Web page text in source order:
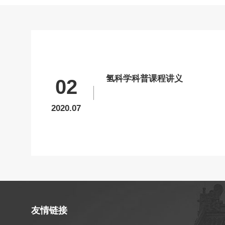
02
2020.07
氢科学科普课程讲义
友情链接